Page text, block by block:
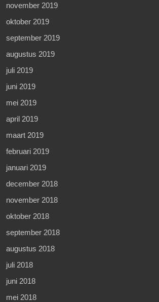
november 2019
oktober 2019
september 2019
augustus 2019
juli 2019
juni 2019
mei 2019
april 2019
maart 2019
februari 2019
januari 2019
december 2018
november 2018
oktober 2018
september 2018
augustus 2018
juli 2018
juni 2018
mei 2018